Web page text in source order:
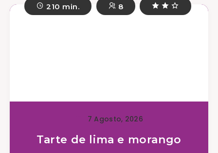
210 min. 8
7 Agosto, 2026
Tarte de lima e morango